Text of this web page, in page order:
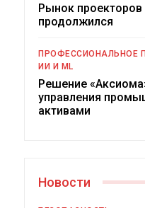
Рынок
продолжился
ПРОФЕССИОНАЛЬНОЕ
ИИ И ML
Решение
управления
активами
Новости